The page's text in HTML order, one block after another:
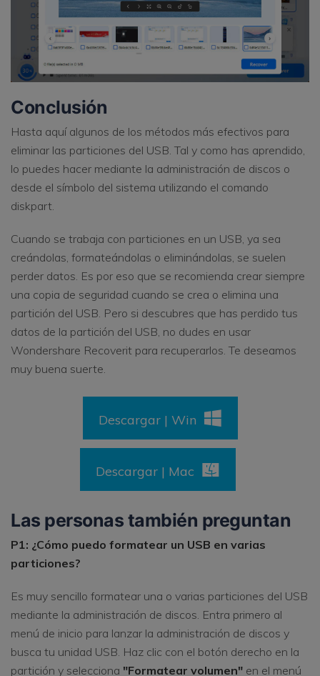
Conclusión
Hasta aquí algunos de los métodos más efectivos para
eliminar las particiones del USB. Tal y como has aprendido,
lo puedes hacer mediante la administración de discos o
desde el símbolo del sistema utilizando el comando
diskpart.
Cuando se trabaja con particiones en un USB, ya sea
creándolas, formateándolas o eliminándolas, se suelen
perder datos. Es por eso que se recomienda crear siempre
una copia de seguridad cuando se crea o elimina una
partición del USB. Pero si descubres que has perdido tus
datos de la partición del USB, no dudes en usar
Wondershare Recoverit para recuperarlos. Te deseamos
muy buena suerte.
Descargar | Win
Descargar | Mac
Las personas también preguntan
P1: ¿Cómo puedo formatear un USB en varias
particiones?
Es muy sencillo formatear una o varias particiones del USB
mediante la administración de discos. Entra primero al
menú de inicio para lanzar la administración de discos y
busca tu unidad USB. Haz clic con el botón derecho en la
partición y selecciona "Formatear volumen" en el menú